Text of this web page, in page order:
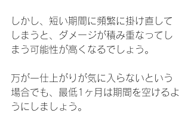
しかし、短い期間に頻繁に掛け直して
しまうと、ダメージが積み重なってし
まう可能性が高くなるでしょう。
万が一仕上がりが気に入らないという
場合でも、最低1ヶ月は期間を空けるよ
うにしましょう。